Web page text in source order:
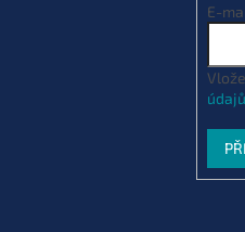
E-
údajů